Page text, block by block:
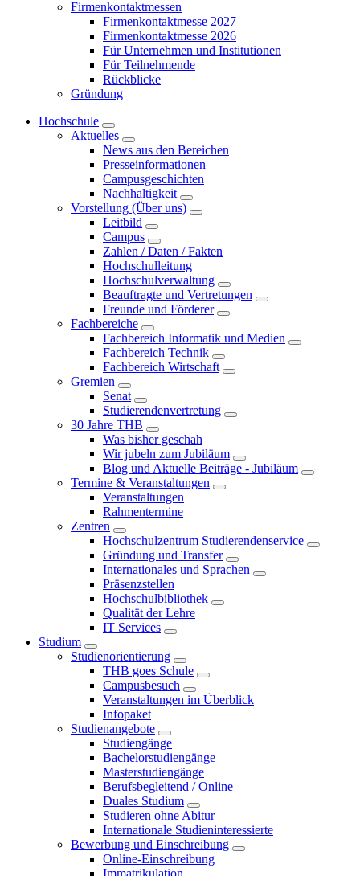
Firmenkontaktmessen
Firmenkontaktmesse 2027
Firmenkontaktmesse 2026
Für Unternehmen und Institutionen
Für Teilnehmende
Rückblicke
Gründung
Hochschule
Aktuelles
News aus den Bereichen
Presseinformationen
Campusgeschichten
Nachhaltigkeit
Vorstellung (Über uns)
Leitbild
Campus
Zahlen / Daten / Fakten
Hochschulleitung
Hochschulverwaltung
Beauftragte und Vertretungen
Freunde und Förderer
Fachbereiche
Fachbereich Informatik und Medien
Fachbereich Technik
Fachbereich Wirtschaft
Gremien
Senat
Studierendenvertretung
30 Jahre THB
Was bisher geschah
Wir jubeln zum Jubiläum
Blog und Aktuelle Beiträge - Jubiläum
Termine & Veranstaltungen
Veranstaltungen
Rahmentermine
Zentren
Hochschulzentrum Studierendenservice
Gründung und Transfer
Internationales und Sprachen
Präsenzstellen
Hochschulbibliothek
Qualität der Lehre
IT Services
Studium
Studienorientierung
THB goes Schule
Campusbesuch
Veranstaltungen im Überblick
Infopaket
Studienangebote
Studiengänge
Bachelorstudiengänge
Masterstudiengänge
Berufsbegleitend / Online
Duales Studium
Studieren ohne Abitur
Internationale Studieninteressierte
Bewerbung und Einschreibung
Online-Einschreibung
Immatrikulation